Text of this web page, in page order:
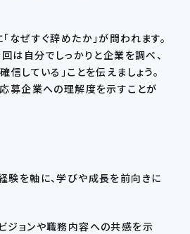
なぜすぐ辞めたか」が問われます。
は自分でしっかりと企業を調べ、
している」ことを伝えましょう。
募企業への理解度を示すことが
験を軸に、学びや成長を前向きに
ジョンや職務内容への共感を示